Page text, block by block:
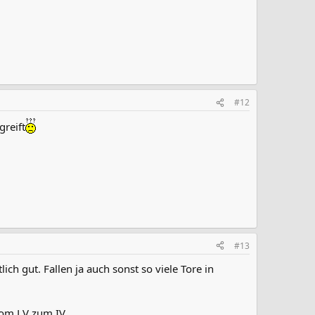
#12
#13
gut. Fallen ja auch sonst so viele Tore in